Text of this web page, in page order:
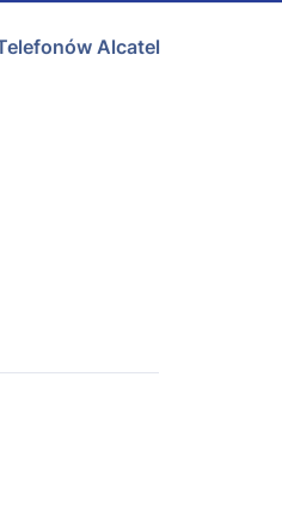
Alcatel